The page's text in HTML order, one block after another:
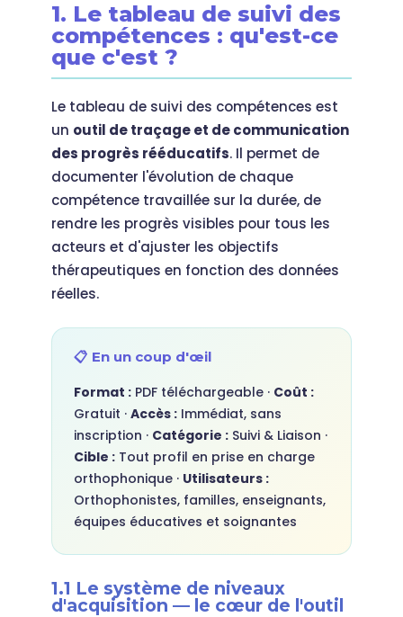
1. Le tableau de suivi des
compétences : qu'est-ce
que c'est ?
Le tableau de suivi des compétences est
un outil de traçage et de communication
des progrès rééducatifs. Il permet de
documenter l'évolution de chaque
compétence travaillée sur la durée, de
rendre les progrès visibles pour tous les
acteurs et d'ajuster les objectifs
thérapeutiques en fonction des données
réelles.
📋 En un coup d'œil
Format :PDF téléchargeable · Coût :
Gratuit · Accès :Immédiat, sans
inscription · Catégorie :Suivi & Liaison ·
Cible :Tout profil en prise en charge
orthophonique · Utilisateurs :
Orthophonistes, familles, enseignants,
équipes éducatives et soignantes
1.1 Le système de niveaux
d'acquisition — le cœur de l'outil